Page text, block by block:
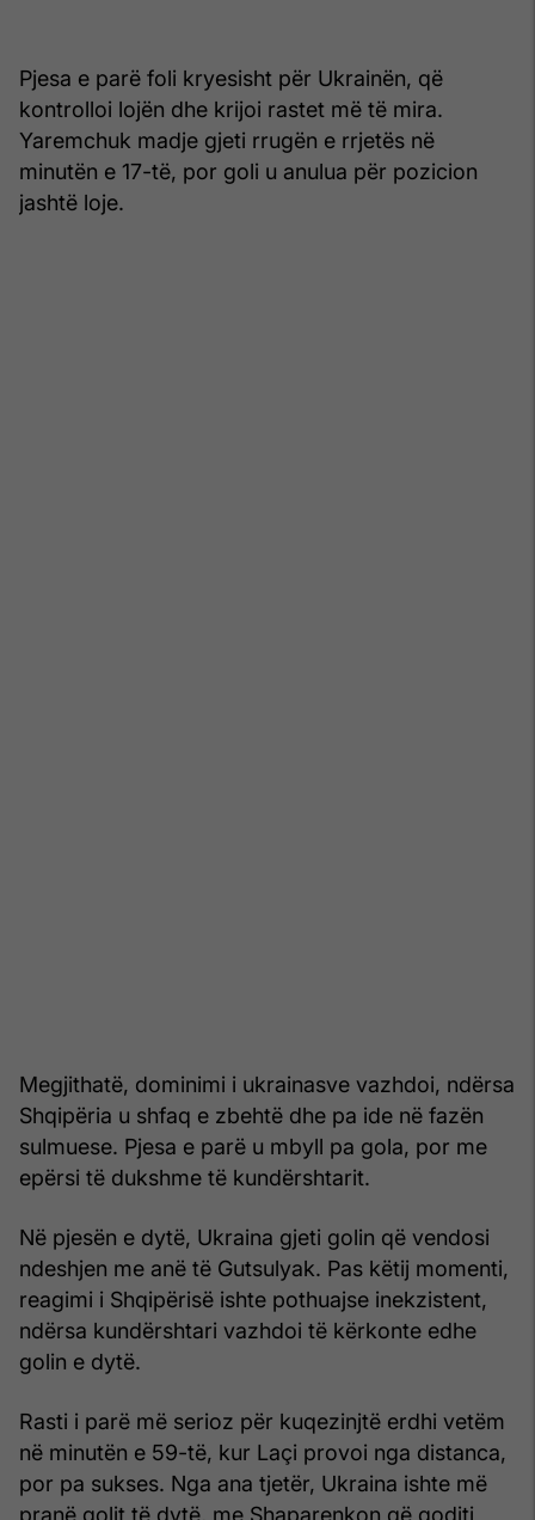
Pjesa e parë foli kryesisht për Ukrainën, që
kontrolloi lojën dhe krijoi rastet më të mira.
Yaremchuk madje gjeti rrugën e rrjetës në
minutën e 17-të, por goli u anulua për pozicion
jashtë loje.
Megjithatë, dominimi i ukrainasve vazhdoi, ndërsa
Shqipëria u shfaq e zbehtë dhe pa ide në fazën
sulmuese. Pjesa e parë u mbyll pa gola, por me
epërsi të dukshme të kundërshtarit.
Në pjesën e dytë, Ukraina gjeti golin që vendosi
ndeshjen me anë të Gutsulyak. Pas këtij momenti,
reagimi i Shqipërisë ishte pothuajse inekzistent,
ndërsa kundërshtari vazhdoi të kërkonte edhe
golin e dytë.
Rasti i parë më serioz për kuqezinjtë erdhi vetëm
në minutën e 59-të, kur Laçi provoi nga distanca,
por pa sukses. Nga ana tjetër, Ukraina ishte më
pranë golit të dytë, me Shaparenkon që goditi